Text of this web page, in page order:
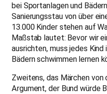
bei Sportanlagen und
Sanierungsstau von über
13.000 Kinder stehen auf
Maßstab lautet: Bevor wir
ausrichten, muss jedes
Bädern schwimmen lernen
Zweitens, das Märchen von
Argument, der Bund würde